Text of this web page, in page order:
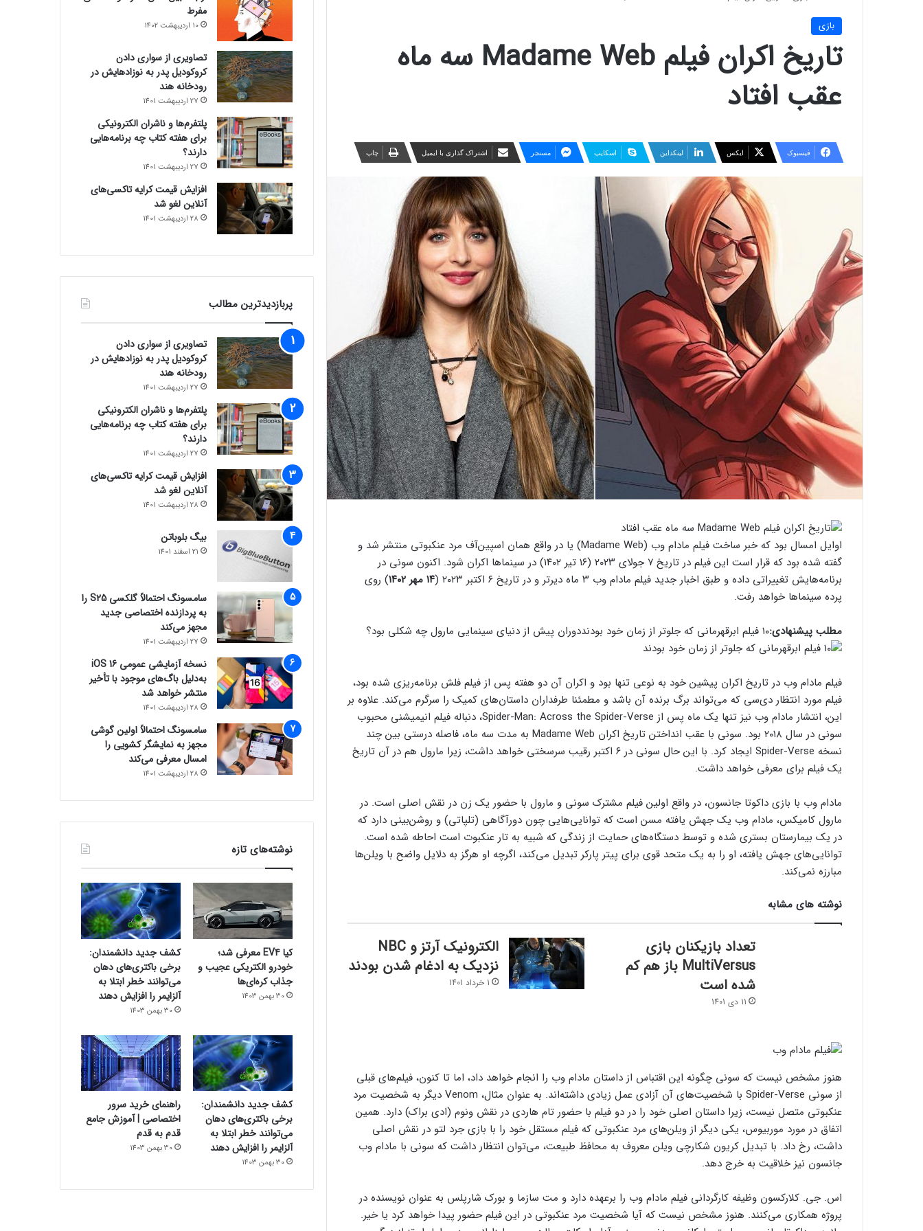
بازی
تاریخ اکران فیلم Madame Web سه ماه
عقب افتاد
فیسبوک ایکس لینکداین اسکایپ مسنجر اشتراک گذاری با ایمیل چاپ
اوایل امسال بود که خبر ساخت فیلم مادام وب (Madame Web) یا در واقع همان اسپین‌آف مرد عنکبوتی منتشر شد و
گفته شده بود که قرار است این فیلم در تاریخ ۷ جولای ۲۰۲۳ (۱۶ تیر ۱۴۰۲) در سینماها اکران شود. اکنون سونی در
برنامه‌هایش تغییراتی داده و طبق اخبار جدید فیلم مادام وب ۳ ماه دیرتر و در تاریخ ۶ اکتبر ۲۰۲۳ (
۱۴ مهر ۱۴۰۲
) روی
پرده سینماها خواهد رفت.
مطلب پیشنهادی:۱۰ فیلم ابرقهرمانی که جلوتر از زمان خود بودند دوران پیش از دنیای سینمایی مارول چه شکلی بود؟
فیلم مادام وب در تاریخ اکران پیشین خود به نوعی تنها بود و اکران آن دو هفته پس از فیلم فلش برنامه‌ریزی شده بود،
فیلم مورد انتظار دی‌سی که می‌تواند برگ برنده آن باشد و مطمئنا طرفداران داستان‌های کمیک را سرگرم می‌کند. علاوه بر
این، انتشار مادام وب نیز تنها یک ماه پس از Spider-Man: Across the Spider-Verse، دنباله فیلم انیمیشنی محبوب
سونی در سال ۲۰۱۸ بود. سونی با عقب انداختن تاریخ اکران Madame Web به مدت سه ماه، فاصله درستی بین چند
نسخه Spider-Verse ایجاد کرد. با این حال سونی در ۶ اکتبر رقیب سرسختی خواهد داشت، زیرا مارول هم در آن تاریخ
یک فیلم برای معرفی خواهد داشت.
مادام وب با بازی داکوتا جانسون، در واقع اولین فیلم مشترک سونی و مارول با حضور یک زن در نقش اصلی است. در
مارول کامیکس، مادام وب یک جهش یافته مسن است که توانایی‌هایی چون دورآگاهی (تلپاتی) و روشن‌بینی دارد که
در یک بیمارستان بستری شده و توسط دستگاه‌های حمایت از زندگی که شبیه به تار عنکبوت است احاطه شده است.
توانایی‌های جهش یافته، او را به یک متحد قوی برای پیتر پارکر تبدیل می‌کند، اگرچه او هرگز به دلایل واضح با ویلن‌ها
مبارزه نمی‌کند.
نوشته های مشابه
تعداد بازیکنان بازی
MultiVersus باز هم کم
شده است
11 دی 1401
الکترونیک آرتز و NBC
نزدیک به ادغام شدن بودند
1 خرداد 1401
هنوز مشخص نیست که سونی چگونه این اقتباس از داستان مادام وب را انجام خواهد داد، اما تا کنون، فیلم‌های قبلی
از سونی Spider-Verse با شخصیت‌های آن آزادی عمل زیادی داشته‌اند. به عنوان مثال، Venom دیگر به شخصیت مرد
عنکبوتی متصل نیست، زیرا داستان اصلی خود را در دو فیلم با حضور تام هاردی در نقش ونوم (ادی براک) دارد. همین
اتفاق در مورد موربیوس، یکی دیگر از ویلن‌های مرد عنکبوتی که فیلم مستقل خود را با بازی جرد لتو در نقش اصلی
داشت، رخ داد. با تبدیل کریون شکارچی ویلن معروف به محافظ طبیعت، می‌توان انتظار داشت که سونی با مادام وب
جانسون نیز خلاقیت به خرج دهد.
اس. جی. کلارکسون وظیفه کارگردانی فیلم مادام وب را برعهده دارد و مت سازما و بورک شارپلس به عنوان نویسنده در
پروژه همکاری می‌کنند. هنوز مشخص نیست که آیا شخصیت مرد عنکبوتی در این فیلم حضور پیدا خواهد کرد یا خیر.
کنسول دیجیتال PS5 کمترین محبوبیت را در
مفرط
10 اردیبهشت 1402
تصاویری از سواری دادن
کروکودیل پدر به نوزادهایش در
رودخانه هند
27 اردیبهشت 1401
پلتفرم‌ها و ناشران الکترونیکی
برای هفته کتاب چه برنامه‌هایی
دارند؟
27 اردیبهشت 1401
افزایش قیمت کرایه تاکسی‌های
آنلاین لغو شد
28 اردیبهشت 1401
پربازدیدترین مطالب
تصاویری از سواری دادن
کروکودیل پدر به نوزادهایش در
رودخانه هند
27 اردیبهشت 1401
پلتفرم‌ها و ناشران الکترونیکی
برای هفته کتاب چه برنامه‌هایی
دارند؟
27 اردیبهشت 1401
افزایش قیمت کرایه تاکسی‌های
آنلاین لغو شد
28 اردیبهشت 1401
بیگ بلوباتن
21 اسفند 1401
سامسونگ احتمالاً گلکسی S25 را
به پردازنده اختصاصی جدید
مجهز می‌کند
27 اردیبهشت 1401
نسخه آزمایشی عمومی iOS 16
به‌دلیل باگ‌های موجود با تأخیر
منتشر خواهد شد
28 اردیبهشت 1401
سامسونگ احتمالاً اولین گوشی
مجهز به نمایشگر کشویی را
امسال معرفی می‌کند
28 اردیبهشت 1401
نوشته‌های تازه
کیا EV4 معرفی شد؛
خودرو الکتریکی عجیب و
جذاب کره‌ای‌ها
30 بهمن 1403
کشف جدید دانشمندان:
برخی باکتری‌های دهان
می‌توانند خطر ابتلا به
آلزایمر را افزایش دهند
30 بهمن 1403
کشف جدید دانشمندان:
برخی باکتری‌های دهان
می‌توانند خطر ابتلا به
آلزایمر را افزایش دهند
30 بهمن 1403
راهنمای خرید سرور
اختصاصی | آموزش جامع
قدم به قدم
30 بهمن 1403